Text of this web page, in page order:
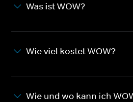
Was ist WOW?
Wie viel kostet WOW?
Wie und wo kann ich